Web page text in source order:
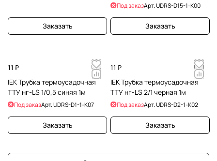
Заказать
Под заказАрт.UDRS-D15-1-K00
Заказать
11 ₽
IEK Трубка термоусадочная
ТТУ нг-LS 1/0,5 синяя 1м
Под заказАрт.UDRS-D1-1-K07
Заказать
11 ₽
IEK Трубка термоусадочная
ТТУ нг-LS 2/1 черная 1м
Под заказАрт.UDRS-D2-1-K02
Заказать